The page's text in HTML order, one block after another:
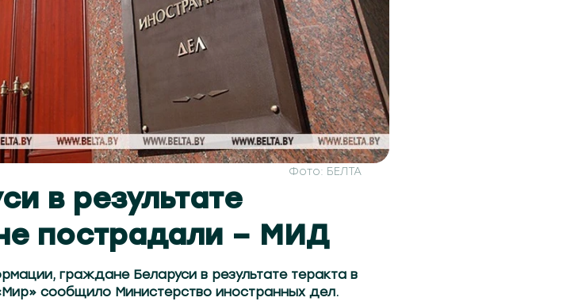
Фото: БЕЛТА
в результате
пострадали – МИД
граждане Беларуси в результате теракта в
сообщило Министерство иностранных дел.